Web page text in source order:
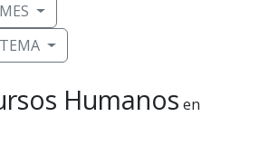
Humanos en